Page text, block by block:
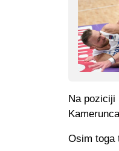
Na poziciji
Osim toga